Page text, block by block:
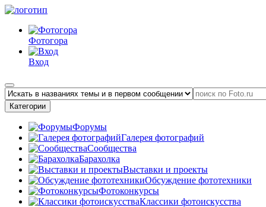
Фотогора
Вход
Категории
Форумы
Галерея фотографий
Сообщества
Барахолка
Выставки и проекты
Обсуждение фототехники
Фотоконкурсы
Классики фотоискусства